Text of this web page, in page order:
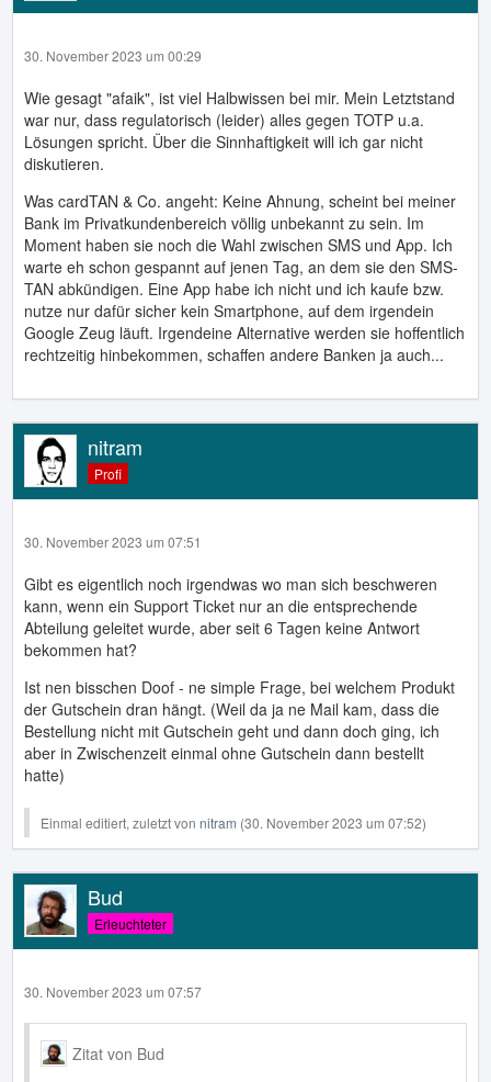
30. November 2023 um 00:29
Wie gesagt "afaik", ist viel Halbwissen bei mir. Mein Letztstand
war nur, dass regulatorisch (leider) alles gegen TOTP u.a.
Lösungen spricht. Über die Sinnhaftigkeit will ich gar nicht
diskutieren.
Was cardTAN & Co. angeht: Keine Ahnung, scheint bei meiner
Bank im Privatkundenbereich völlig unbekannt zu sein. Im
Moment haben sie noch die Wahl zwischen SMS und App. Ich
warte eh schon gespannt auf jenen Tag, an dem sie den SMS-
TAN abkündigen. Eine App habe ich nicht und ich kaufe bzw.
nutze nur dafür sicher kein Smartphone, auf dem irgendein
Google Zeug läuft. Irgendeine Alternative werden sie hoffentlich
rechtzeitig hinbekommen, schaffen andere Banken ja auch...
nitram
Profi
30. November 2023 um 07:51
Gibt es eigentlich noch irgendwas wo man sich beschweren
kann, wenn ein Support Ticket nur an die entsprechende
Abteilung geleitet wurde, aber seit 6 Tagen keine Antwort
bekommen hat?
Ist nen bisschen Doof - ne simple Frage, bei welchem Produkt
der Gutschein dran hängt. (Weil da ja ne Mail kam, dass die
Bestellung nicht mit Gutschein geht und dann doch ging, ich
aber in Zwischenzeit einmal ohne Gutschein dann bestellt
hatte)
Einmal editiert, zuletzt von nitram (30. November 2023 um 07:52)
Bud
Erleuchteter
30. November 2023 um 07:57
Zitat von Bud